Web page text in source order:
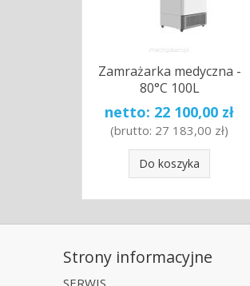
Zamrażarka medyczna -
80°C 100L
netto: 22 100,00 zł
(brutto: 27 183,00 zł)
Do koszyka
Strony informacyjne
SERWIS